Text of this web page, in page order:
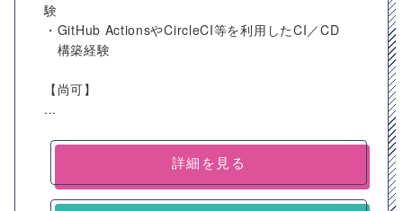
験
・GitHub ActionsやCircleCI等を利用したCI／CD
構築経験
【尚可】
...
詳細を見る